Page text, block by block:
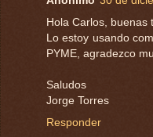
Hola Carlos, buenas
Lo estoy usando
PYME, agradezco
Saludos
Jorge Torres
Responder